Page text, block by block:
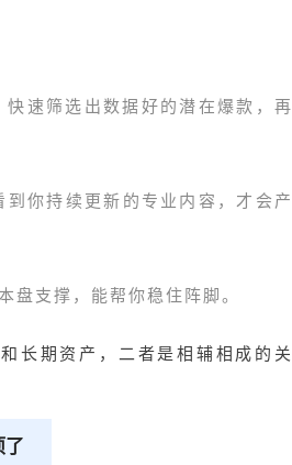
速筛选出数据好的潜在爆款，再
到你持续更新的专业内容，才会产
盘支撑，能帮你稳住阵脚。
长期资产，二者是相辅相成的关
了